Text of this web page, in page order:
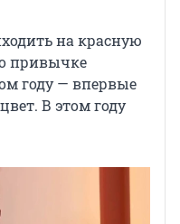
на красную
привычке
году — впервые
В этом году